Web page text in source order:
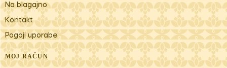
Na blagajno
Kontakt
Pogoji uporabe
MOJ RAČUN